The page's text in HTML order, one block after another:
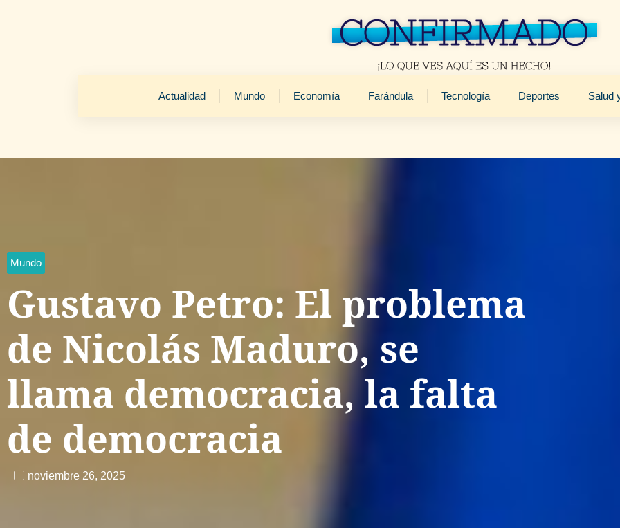
Actualidad Mundo Economía Farándula Tecnología Deportes Salud
Mundo
Gustavo Petro: El problema
de Nicolás Maduro, se
llama democracia, la falta
de democracia
noviembre 26, 2025